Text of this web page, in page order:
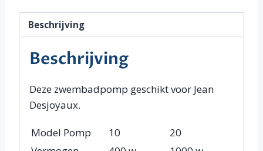
Beschrijving
Beschrijving
Deze zwembadpomp geschikt voor Jean
Desjoyaux.
Model Pomp 10
20